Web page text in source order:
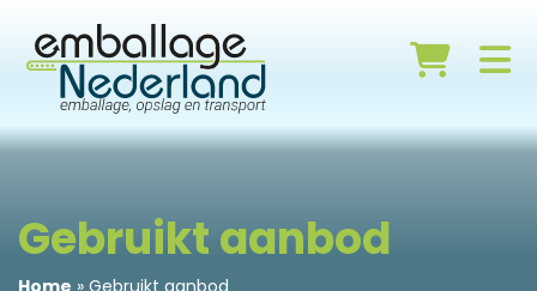
Gebruikt aanbod
Home » Gebruikt aanbod